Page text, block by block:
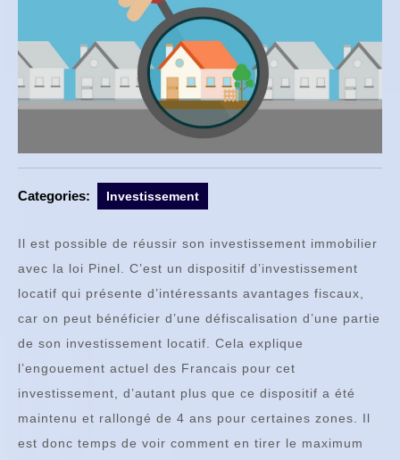
Categories: Investissement
Il est possible de réussir son investissement immobilier
avec la loi Pinel. C’est un dispositif d’investissement
locatif qui présente d’intéressants avantages fiscaux,
car on peut bénéficier d’une défiscalisation d’une partie
de son investissement locatif. Cela explique
l’engouement actuel des Francais pour cet
investissement, d’autant plus que ce dispositif a été
maintenu et rallongé de 4 ans pour certaines zones. Il
est donc temps de voir comment en tirer le maximum